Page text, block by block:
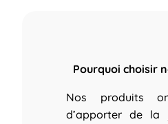
Pourquoi choisir
Nos produits
d’apporter de